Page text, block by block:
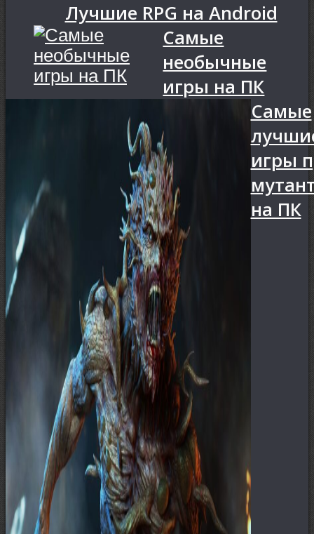
Лучшие RPG на Android
Самые
необычные
игры на ПК
Самые
игры
на ПК